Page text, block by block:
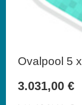
Ovalpool 5
3.031,00 €